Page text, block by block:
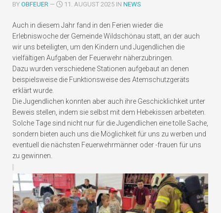
BY OBFEUER — 11. AUGUST 2025 IN NEWS
Auch in diesem Jahr fand in den Ferien wieder die
Erlebniswoche der Gemeinde Wildschönau statt, an der auch
wir uns beteiligten, um den Kindern und Jugendlichen die
vielfältigen Aufgaben der Feuerwehr näherzubringen.
Dazu wurden verschiedene Stationen aufgebaut an denen
beispielsweise die Funktionsweise des Atemschutzgeräts
erklärt wurde.
Die Jugendlichen konnten aber auch ihre Geschicklichkeit unter
Beweis stellen, indem sie selbst mit dem Hebekissen arbeiteten.
Solche Tage sind nicht nur für die Jugendlichen eine tolle Sache,
sondern bieten auch uns die Möglichkeit für uns zu werben und
eventuell die nächsten Feuerwehrmänner oder -frauen für uns
zu gewinnen.